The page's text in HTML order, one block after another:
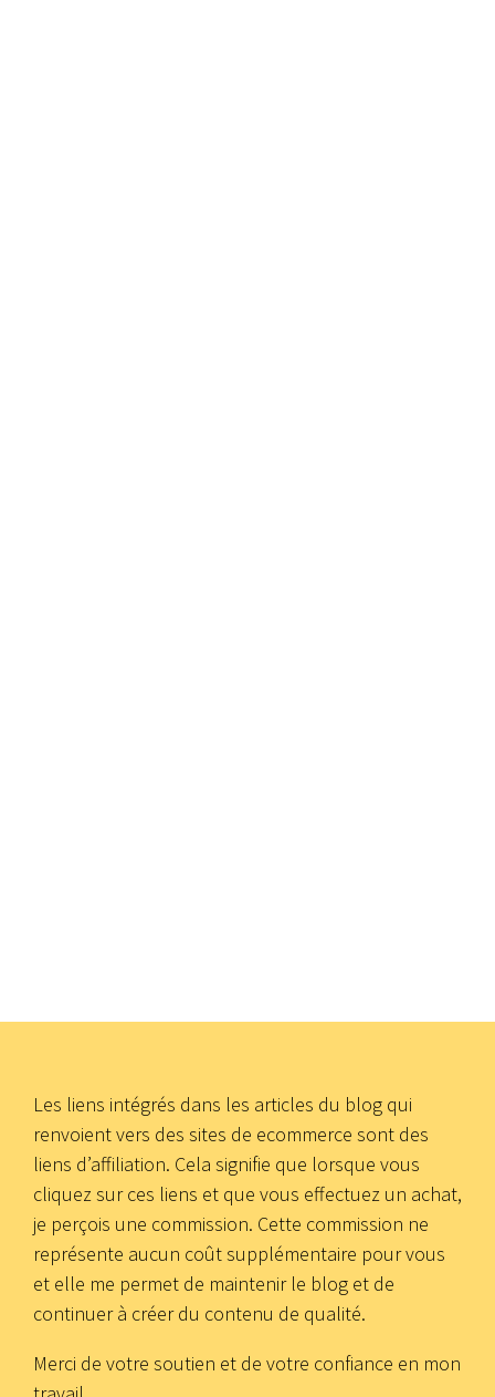
Les liens intégrés dans les articles du blog qui
renvoient vers des sites de ecommerce sont des
liens d’affiliation. Cela signifie que lorsque vous
cliquez sur ces liens et que vous effectuez un achat,
je perçois une commission. Cette commission ne
représente aucun coût supplémentaire pour vous
et elle me permet de maintenir le blog et de
continuer à créer du contenu de qualité.
Merci de votre soutien et de votre confiance en mon